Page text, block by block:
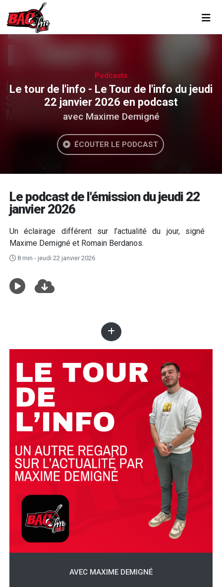
Podcasts
Le tour de l'info - Le Tour de l'info du jeudi
22 janvier 2026 en podcast
avec Maxime Demigné
ÉCOUTER LE PODCAST
Le podcast de l'émission du jeudi 22
janvier 2026
Un éclairage différent sur l’actualité du jour, signé
Maxime Demigné et Romain Berdanos.
8 min - jeudi 22 janvier 2026
AVEC MAXIME DEMIGNÉ